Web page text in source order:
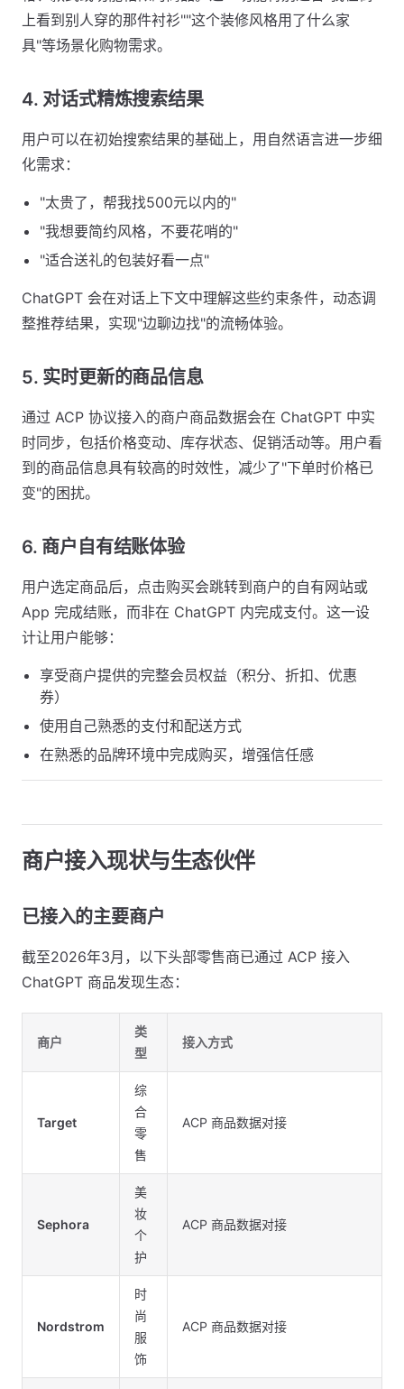
上看到别人穿的那件衬衫""这个装修风格用了什么家
具"等场景化购物需求。
4. 对话式精炼搜索结果
用户可以在初始搜索结果的基础上，用自然语言进一步细
化需求：
"太贵了，帮我找500元以内的"
"我想要简约风格，不要花哨的"
"适合送礼的包装好看一点"
ChatGPT 会在对话上下文中理解这些约束条件，动态调
整推荐结果，实现"边聊边找"的流畅体验。
5. 实时更新的商品信息
通过 ACP 协议接入的商户商品数据会在 ChatGPT 中实
时同步，包括价格变动、库存状态、促销活动等。用户看
到的商品信息具有较高的时效性，减少了"下单时价格已
变"的困扰。
6. 商户自有结账体验
用户选定商品后，点击购买会跳转到商户的自有网站或
App 完成结账，而非在 ChatGPT 内完成支付。这一设
计让用户能够：
享受商户提供的完整会员权益（积分、折扣、优惠
券）
使用自己熟悉的支付和配送方式
在熟悉的品牌环境中完成购买，增强信任感
商户接入现状与生态伙伴
已接入的主要商户
截至2026年3月，以下头部零售商已通过 ACP 接入
ChatGPT 商品发现生态：
商户
类
型
接入方式
Target
综
合
零
售
ACP 商品数据对接
Sephora
美
妆
个
护
ACP 商品数据对接
Nordstrom
时
尚
服
饰
ACP 商品数据对接